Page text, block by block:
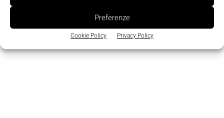
Preferenze
Cookie Policy Privacy Policy